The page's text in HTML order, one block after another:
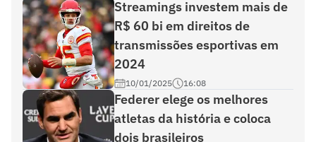
Streamings investem mais de
R$ 60 bi em direitos de
transmissões esportivas em
2024
10/01/2025 16:08
Federer elege os melhores
atletas da história e coloca
dois brasileiros